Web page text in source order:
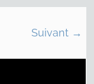
Suivant →